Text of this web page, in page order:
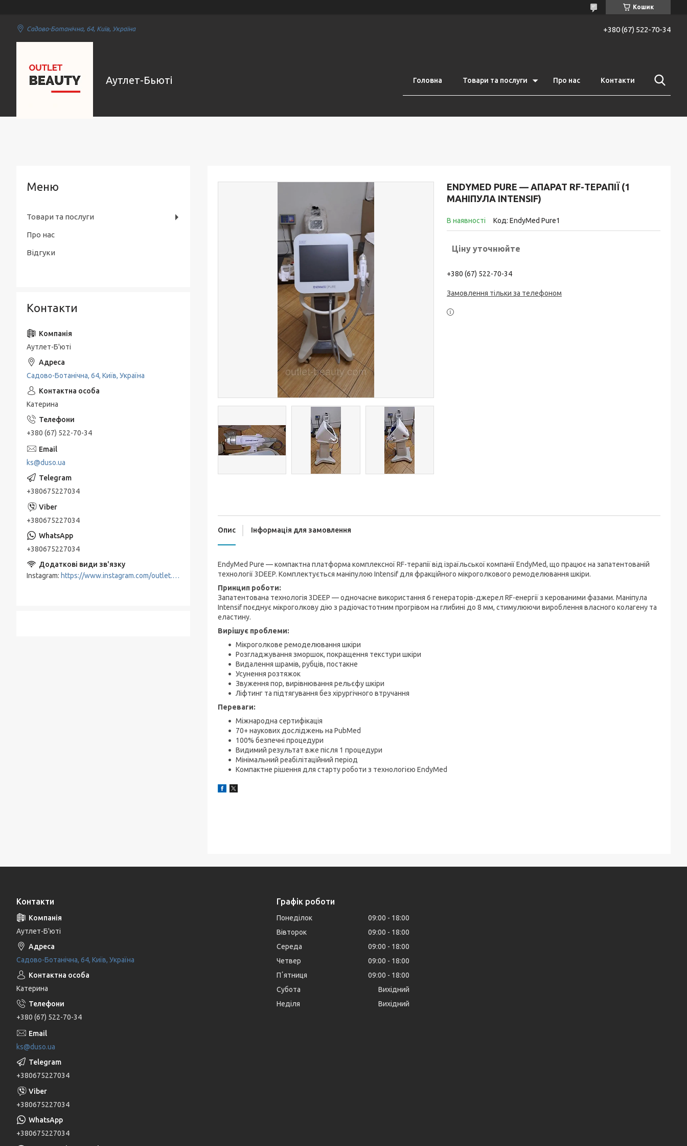
Кошик
Садово-Ботанічна, 64, Київ, Україна +380 (67) 522-70-34
Аутлет-Бьюті Головна Товари та послуги Про нас Контакти
ENDYMED PURE — АПАРАТ RF-ТЕРАПІЇ (1
МАНІПУЛА INTENSIF)
В наявності Код: EndyMed Pure1
Ціну уточнюйте
+380 (67) 522-70-34
Замовлення тільки за телефоном
Опис Інформація для замовлення
EndyMed Pure — компактна платформа комплексної RF-терапії від ізраїльської компанії EndyMed, що працює на запатентованій
технології 3DEEP. Комплектується маніпулою Intensif для фракційного мікроголкового ремоделювання шкіри.
Принцип роботи:
Запатентована технологія 3DEEP — одночасне використання 6 генераторів-джерел RF-енергії з керованими фазами. Маніпула
Intensif поєднує мікроголкову дію з радіочастотним прогрівом на глибині до 8 мм, стимулюючи вироблення власного колагену та
еластину.
Вирішує проблеми:
Мікроголкове ремоделювання шкіри
Розгладжування зморшок, покращення текстури шкіри
Видалення шрамів, рубців, постакне
Усунення розтяжок
Звуження пор, вирівнювання рельєфу шкіри
Ліфтинг та підтягування без хірургічного втручання
Переваги:
Міжнародна сертифікація
70+ наукових досліджень на PubMed
100% безпечні процедури
Видимий результат вже після 1 процедури
Мінімальний реабілітаційний період
Компактне рішення для старту роботи з технологією EndyMed
Товари та послуги
Про нас
Відгуки
Контакти
Аутлет-Б'юті
Садово-Ботанічна, 64, Київ, Україна
Катерина
+380 (67) 522-70-34
ks@duso.ua
+380675227034
+380675227034
+380675227034
Instagram https://www.instagram.com/outlet.beauty.ua/
Контакти
Аутлет-Б'юті
Садово-Ботанічна, 64, Київ, Україна
Катерина
+380 (67) 522-70-34
ks@duso.ua
+380675227034
+380675227034
+380675227034
Графік роботи
Понеділок 09:00
18:00
Вівторок
09:00
18:00
Середа
09:00
18:00
Четвер
09:00
18:00
Пʼятниця
09:00
18:00
Субота
Вихідний
Неділя
Вихідний